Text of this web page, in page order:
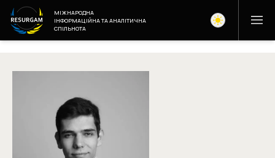
МІЖНАРОДНА
ІНФОРМАЦІЙНА ТА АНАЛІТИЧНА
СПІЛЬНОТА